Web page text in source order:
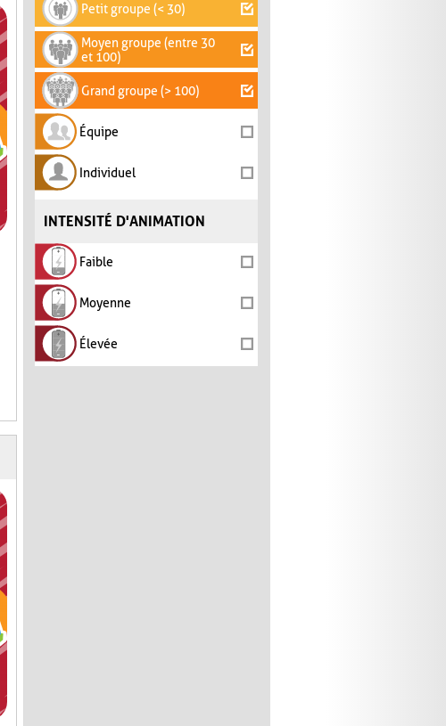
Petit groupe (< 30)
Moyen groupe (entre 30
et 100)
Grand groupe (> 100)
Équipe
Individuel
INTENSITÉ D'ANIMATION
Faible
Moyenne
Élevée